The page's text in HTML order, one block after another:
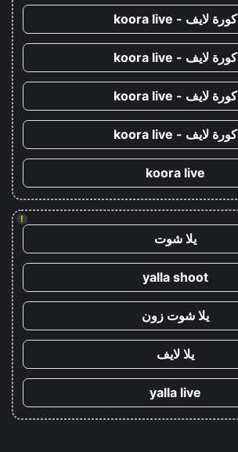
كورة لايف - koora live
كورة لايف - koora live
كورة لايف - koora live
كورة لايف - koora live
koora live
!
يلا شوت
yalla shoot
يلا شوت زون
يلا لايف
yalla live